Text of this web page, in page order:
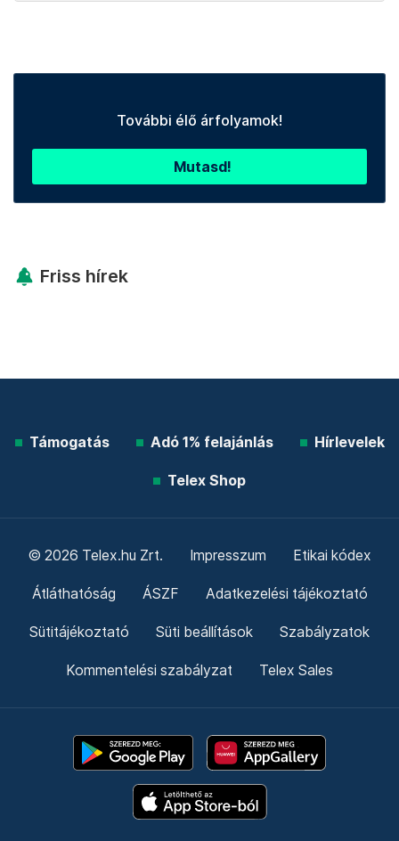
További élő árfolyamok!
Mutasd!
Friss hírek
Támogatás Adó 1% felajánlás Hírlevelek
Telex Shop
© 2026 Telex.hu Zrt. Impresszum Etikai kódex
Átláthatóság ÁSZF Adatkezelési tájékoztató
Sütitájékoztató Süti beállítások Szabályzatok
Kommentelési szabályzat Telex Sales